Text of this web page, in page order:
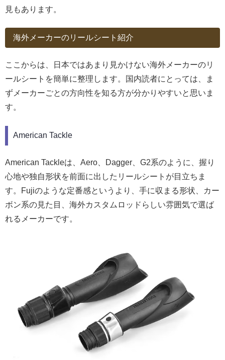
見もあります。
海外メーカーのリールシート紹介
ここからは、日本ではあまり見かけない海外メーカーのリ
ールシートを簡単に整理します。国内読者にとっては、ま
ずメーカーごとの方向性を知る方が分かりやすいと思いま
す。
American Tackle
American Tackleは、Aero、Dagger、G2系のように、握り
心地や独自形状を前面に出したリールシートが目立ちま
す。Fujiのような定番感というより、手に収まる形状、カー
ボン系の見た目、海外カスタムロッドらしい雰囲気で選ば
れるメーカーです。